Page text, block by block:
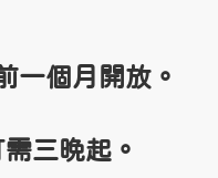
一個月開放。
三晚起。